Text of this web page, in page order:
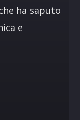
ha saputo
e